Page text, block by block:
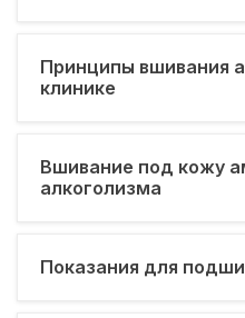
Принципы вшивания
клинике
Вшивание под кожу
алкоголизма
Показания для